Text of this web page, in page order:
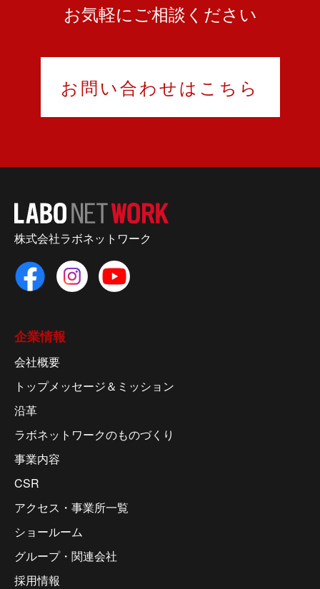
お気軽にご相談ください
お問い合わせはこちら
株式会社ラボネットワーク
企業情報
会社概要
トップメッセージ＆ミッション
沿革
ラボネットワークのものづくり
事業内容
CSR
アクセス・事業所一覧
ショールーム
グループ・関連会社
採用情報